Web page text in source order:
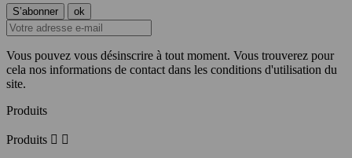
Vous pouvez vous désinscrire à tout moment. Vous trouverez pour
cela nos informations de contact dans les conditions d'utilisation du
site.
Produits
Produits  